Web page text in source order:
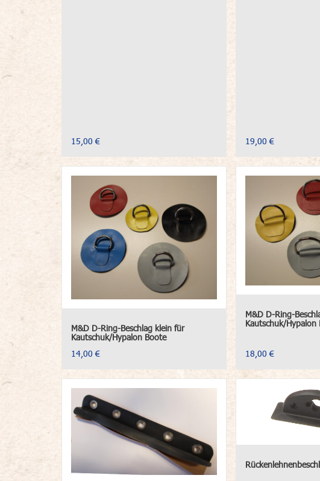
15,00 € 19,00 €
M&D D-Ring-Beschlag klein für
Kautschuk/Hypalon Boote
14,00 €
M&D D-Ring-
Kautschuk/Hypalon
18,00 €